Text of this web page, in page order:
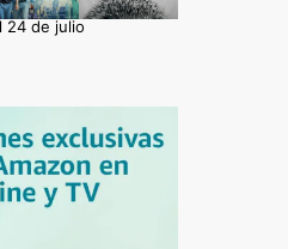
24 de julio